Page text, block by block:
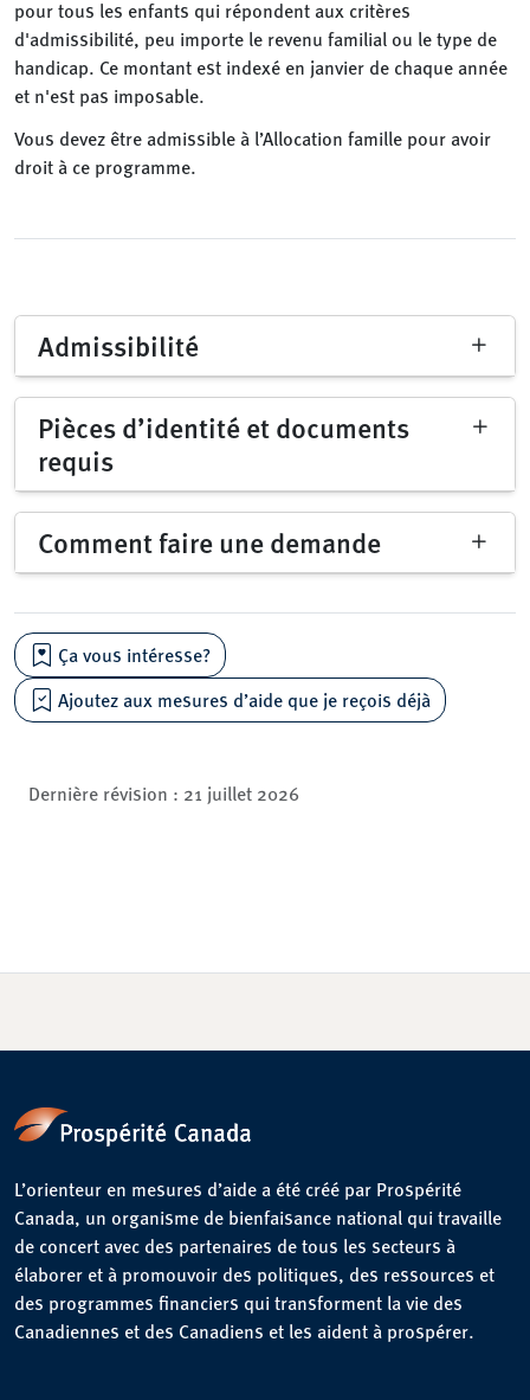
pour tous les enfants qui répondent aux critères
d'admissibilité, peu importe le revenu familial ou le type de
handicap. Ce montant est indexé en janvier de chaque année
et n'est pas imposable.
Vous devez être admissible à l’Allocation famille pour avoir
droit à ce programme.
Admissibilité
Pièces d’identité et documents
requis
Comment faire une demande
Ça vous intéresse?
Ajoutez aux mesures d’aide que je reçois déjà
Dernière révision : 21 juillet 2026
L’orienteur en mesures d’aide a été créé par Prospérité
Canada, un organisme de bienfaisance national qui travaille
de concert avec des partenaires de tous les secteurs à
élaborer et à promouvoir des politiques, des ressources et
des programmes financiers qui transforment la vie des
Canadiennes et des Canadiens et les aident à prospérer.